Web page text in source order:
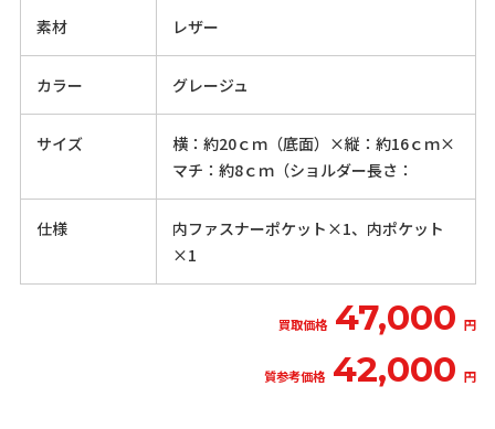
素材 レザー
カラー グレージュ
サイズ
横：約20ｃｍ（底面）×縦：約16ｃｍ×
マチ：約8ｃｍ（ショルダー長さ：
仕様
内ファスナーポケット×1、内ポケット
×1
買取価格 47,000 円
質参考価格 42,000 円